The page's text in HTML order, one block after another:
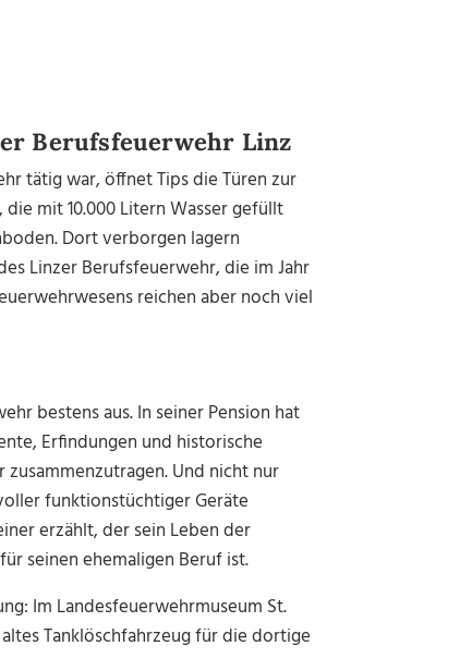
Berufsfeuerwehr Linz
tätig war, öffnet Tips die Türen zur
mit 10.000 Litern Wasser gefüllt
Dort verborgen lagern
Linzer Berufsfeuerwehr, die im Jahr
reichen aber noch viel
bestens aus. In seiner Pension hat
Erfindungen und historische
Und nicht nur
funktionstüchtiger Geräte
erzählt, der sein Leben der
seinen ehemaligen Beruf ist.
Im Landesfeuerwehrmuseum St.
Tanklöschfahrzeug für die dortige